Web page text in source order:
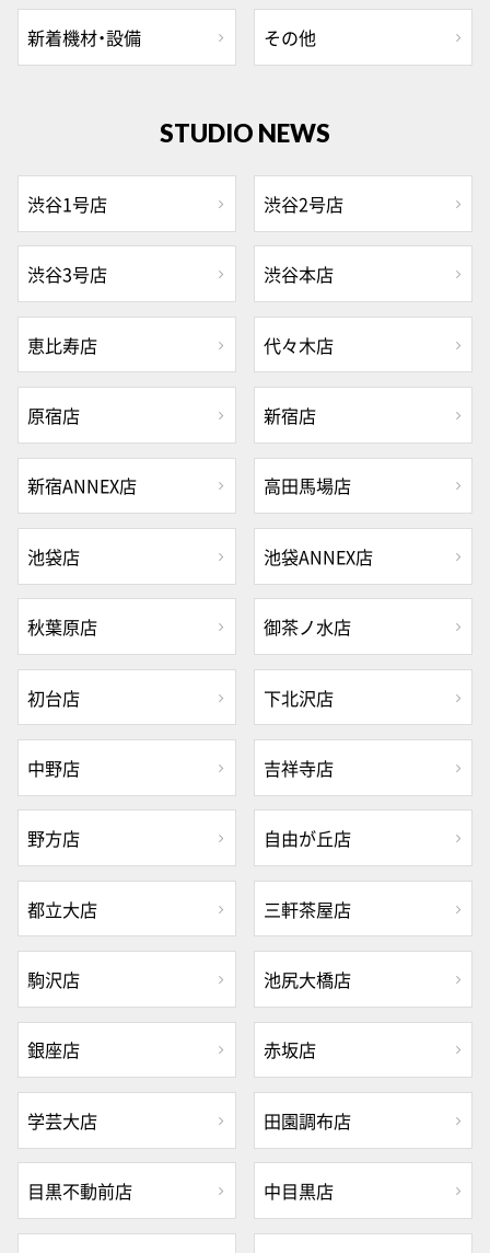
新着機材・設備 その他
STUDIO NEWS
渋谷1号店 渋谷2号店
渋谷3号店 渋谷本店
恵比寿店 代々木店
原宿店 新宿店
新宿ANNEX店 高田馬場店
池袋店 池袋ANNEX店
秋葉原店 御茶ノ水店
初台店 下北沢店
中野店 吉祥寺店
野方店 自由が丘店
都立大店 三軒茶屋店
駒沢店 池尻大橋店
銀座店 赤坂店
学芸大店 田園調布店
目黒不動前店 中目黒店